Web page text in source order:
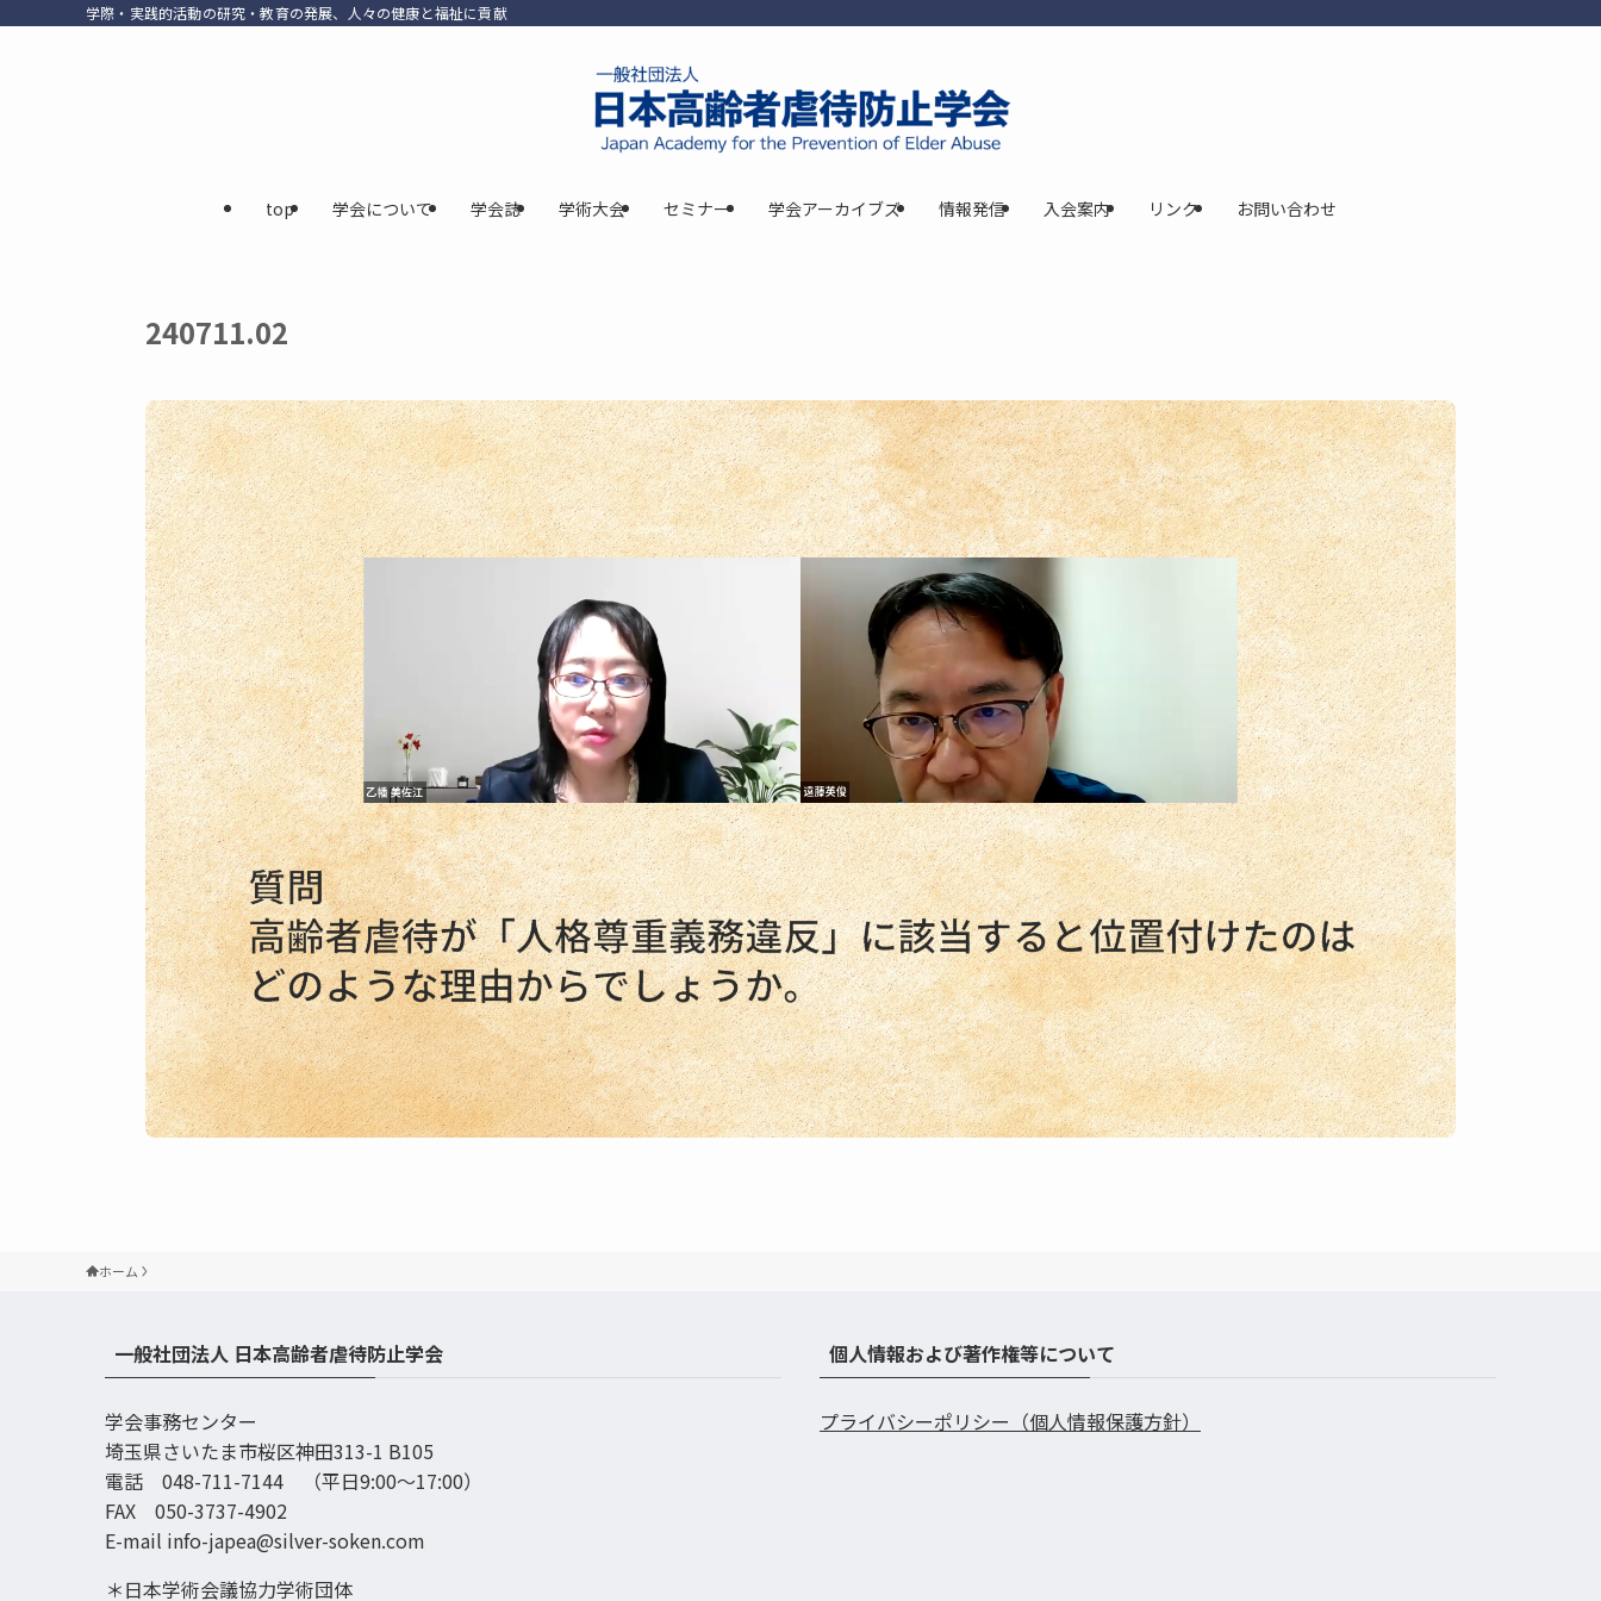
学際・実践的活動の研究・教育の発展、人々の健康と福祉に貢献
top 学会について 学会誌 学術大会 セミナー 学会アーカイブズ 情報発信 入会案内 リンク お問い合わせ
240711.02
ホーム
一般社団法人 日本高齢者虐待防止学会
学会事務センター
埼玉県さいたま市桜区神田313-1 B105
電話 048-711-7144 （平日9:00〜17:00）
FAX 050-3737-4902
E-mail info-japea@silver-soken.com
＊日本学術会議協力学術団体
個人情報および著作権等について
プライバシーポリシー（個人情報保護方針）